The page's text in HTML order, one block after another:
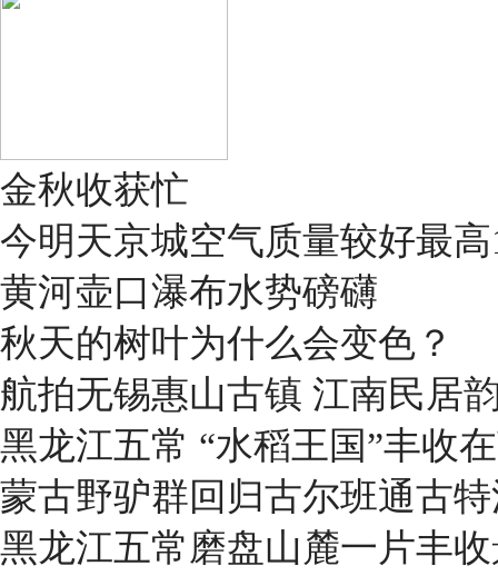
金秋收获忙
今明天京城空气质量较好最
黄河壶口瀑布水势磅礴
秋天的树叶为什么会变色？
航拍无锡惠山古镇 江南民居
黑龙江五常 “水稻王国”丰收
蒙古野驴群回归古尔班通古
黑龙江五常磨盘山麓一片丰